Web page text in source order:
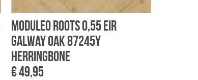
Moduleo Roots 0,55 EIR
Galway Oak 87245Y
Herringbone
€ 49,95